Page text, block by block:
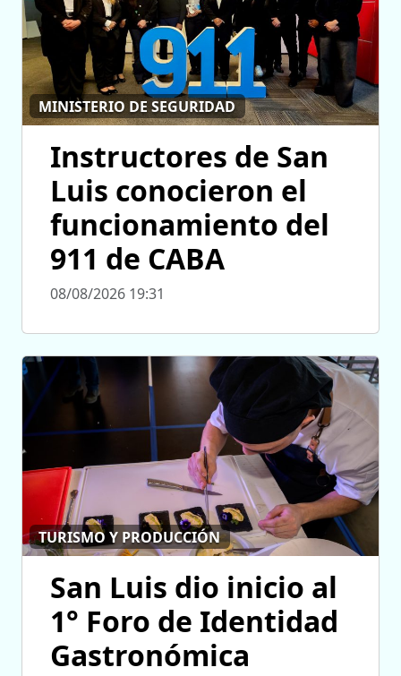
MINISTERIO DE SEGURIDAD
Instructores de San
Luis conocieron el
funcionamiento del
911 de CABA
08/08/2026 19:31
TURISMO Y PRODUCCIÓN
San Luis dio inicio al
1° Foro de Identidad
Gastronómica